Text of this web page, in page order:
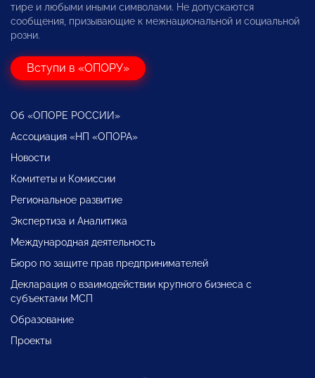
тире и любыми иными символами. Не допускаются
сообщения, призывающие к межнациональной и социальной
розни.
Вступи в «ОПОРУ»
Об «ОПОРЕ РОССИИ»
Ассоциация «НП «ОПОРА»
Новости
Комитеты и Комиссии
Региональное развитие
Экспертиза и Аналитика
Международная деятельность
Бюро по защите прав предпринимателей
Декларация о взаимодействии крупного бизнеса с
субъектами МСП
Образование
Проекты